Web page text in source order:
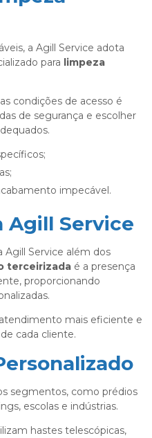
a Agill Service adota
para limpeza
condições de acesso é
de segurança e escolher
impecável.
Agill Service
Agill Service além dos
terceirizada é a presença
proporcionando
mais eficiente e
cada cliente.
segmentos, como prédios
escolas e indústrias.
hastes telescópicas,